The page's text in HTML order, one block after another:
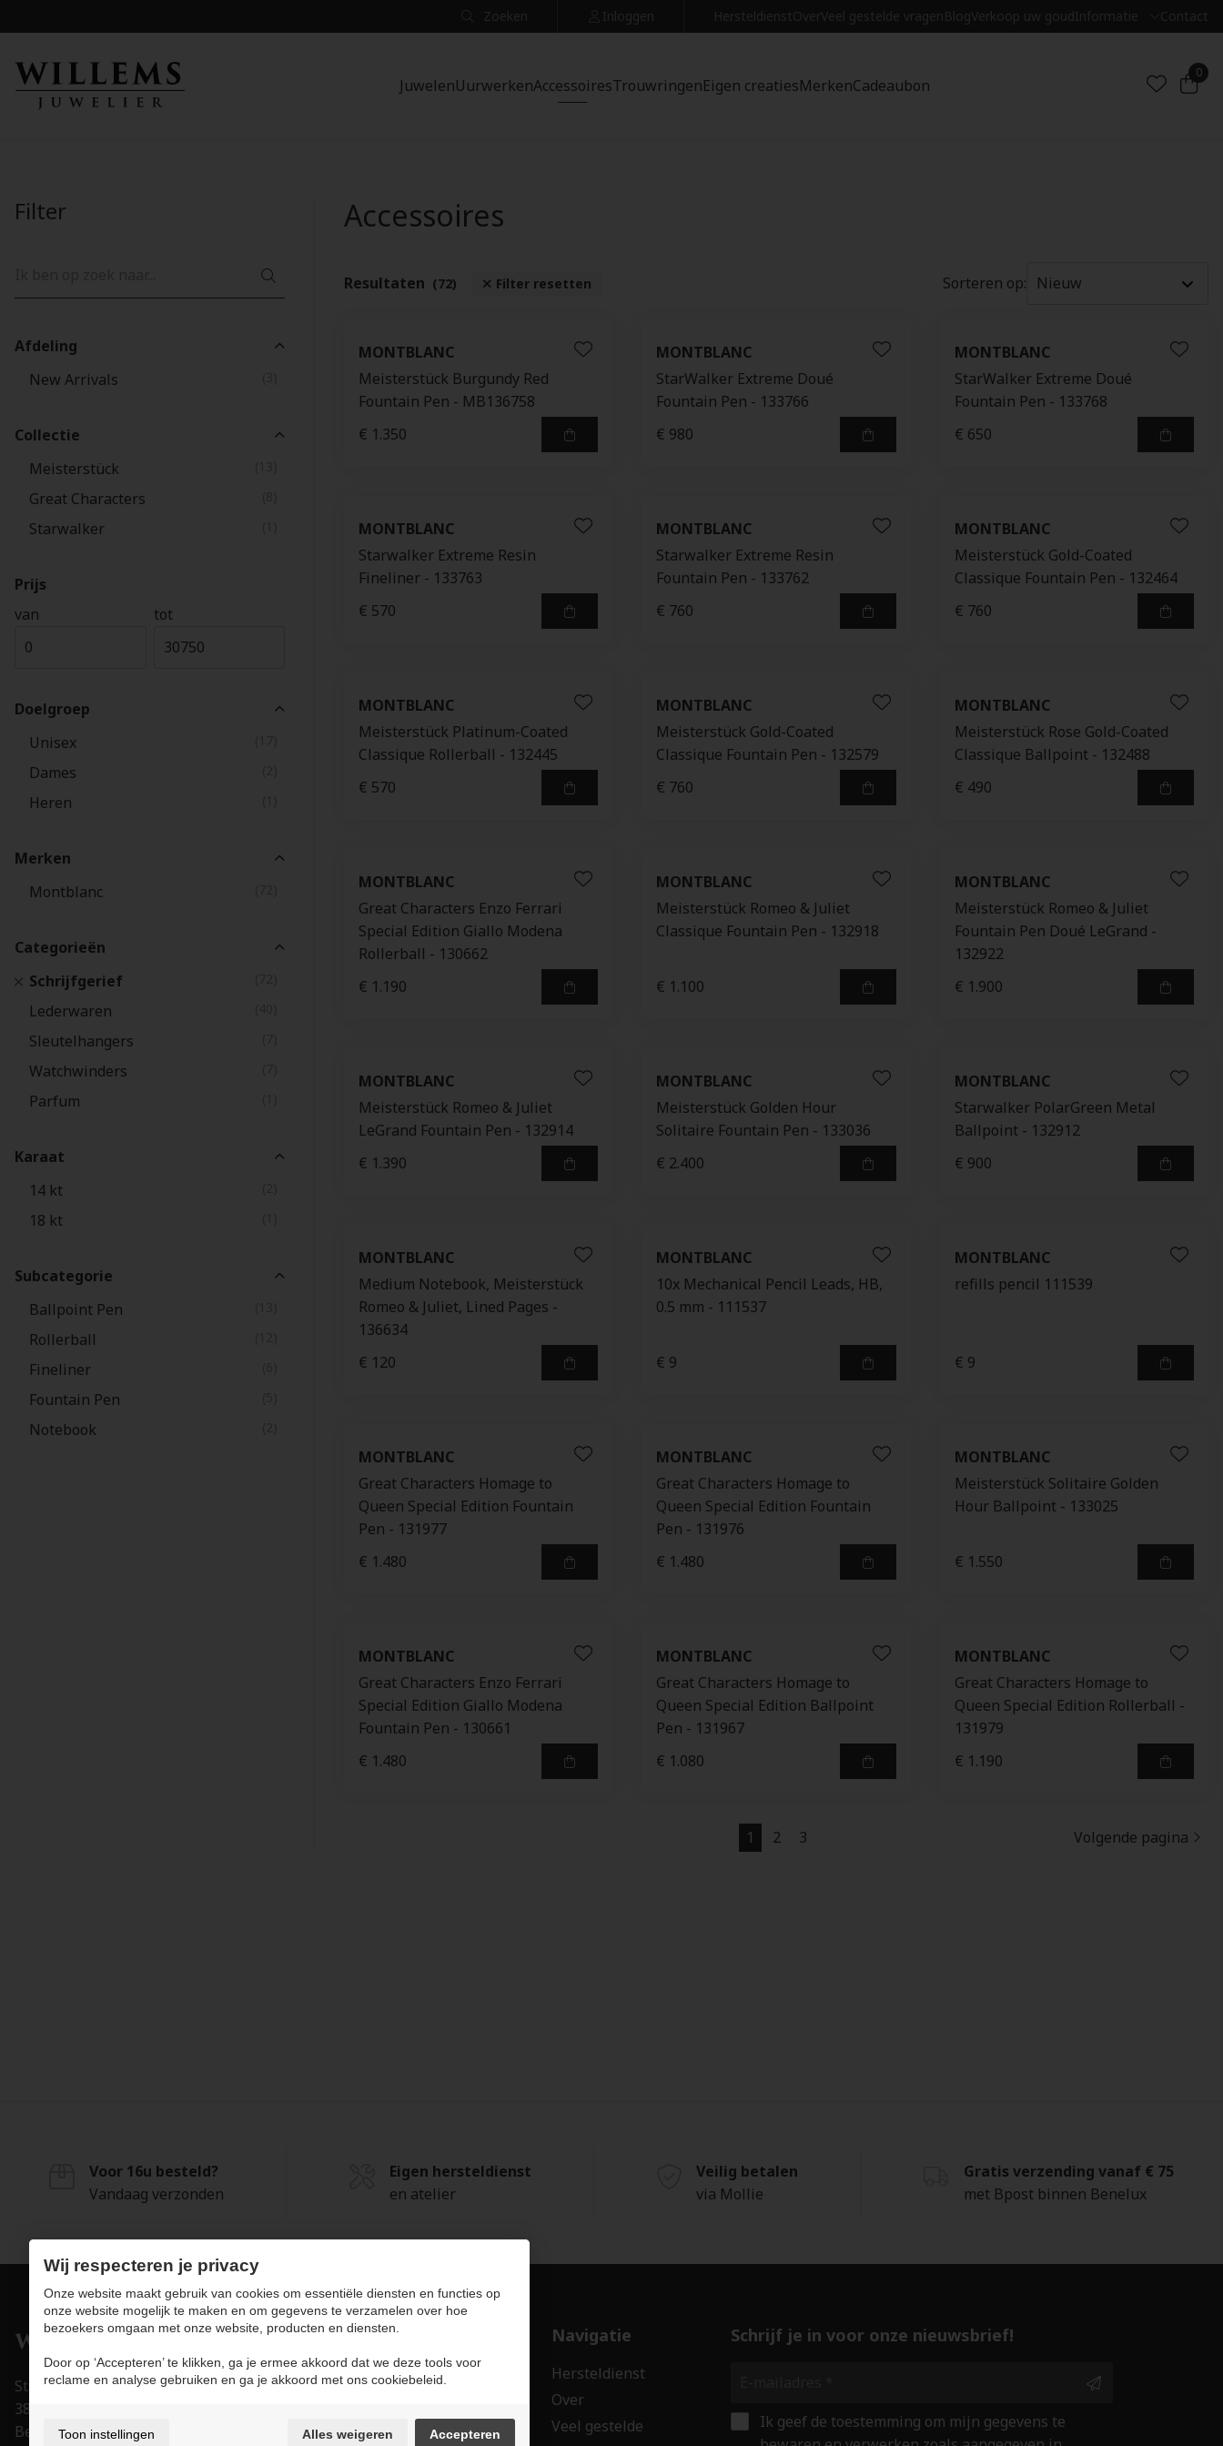
Zoeken Inloggen HersteldienstOverVeel gestelde vragenBlogVerkoop uw goudInformatie Contact
JuwelenUurwerkenAccessoiresTrouwringenEigen creatiesMerkenCadeaubon
0
Filter
Afdeling
New Arrivals
Collectie
Meisterstück
Great Characters
Starwalker
Prijs
van
tot
Doelgroep
Unisex
Dames
Heren
Merken
Montblanc
Categorieën
Schrijfgerief
Lederwaren
Sleutelhangers
Watchwinders
Parfum
Karaat
14 kt
18 kt
Subcategorie
Ballpoint Pen
Rollerball
Fineliner
Fountain Pen
Notebook
Accessoires
Resultaten (72) Filter resetten Sorteren op:
MONTBLANC
Meisterstück Burgundy Red
Fountain Pen - MB136758
€ 1.350
MONTBLANC
StarWalker Extreme Doué
Fountain Pen - 133766
€ 980
MONTBLANC
StarWalker Extreme Doué
Fountain Pen - 133768
€ 650
MONTBLANC
Starwalker Extreme Resin
Fineliner - 133763
€ 570
MONTBLANC
Starwalker Extreme Resin
Fountain Pen - 133762
€ 760
MONTBLANC
Meisterstück Gold-Coated
Classique Fountain Pen - 132464
€ 760
MONTBLANC
Meisterstück Platinum-Coated
Classique Rollerball - 132445
€ 570
MONTBLANC
Meisterstück Gold-Coated
Classique Fountain Pen - 132579
€ 760
MONTBLANC
Meisterstück Rose Gold-Coated
Classique Ballpoint - 132488
€ 490
MONTBLANC
Great Characters Enzo Ferrari
Special Edition Giallo Modena
Rollerball - 130662
€ 1.190
MONTBLANC
Meisterstück Romeo & Juliet
Classique Fountain Pen - 132918
€ 1.100
MONTBLANC
Meisterstück Romeo & Juliet
Fountain Pen Doué LeGrand -
132922
€ 1.900
MONTBLANC
Meisterstück Romeo & Juliet
LeGrand Fountain Pen - 132914
€ 1.390
MONTBLANC
Meisterstück Golden Hour
Solitaire Fountain Pen - 133036
€ 2.400
MONTBLANC
Starwalker PolarGreen Metal
Ballpoint - 132912
€ 900
MONTBLANC
Medium Notebook, Meisterstück
Romeo & Juliet, Lined Pages -
136634
€ 120
MONTBLANC
10x Mechanical Pencil Leads, HB,
0.5 mm - 111537
€ 9
MONTBLANC
refills pencil 111539
€ 9
MONTBLANC
Great Characters Homage to
Queen Special Edition Fountain
Pen - 131977
€ 1.480
MONTBLANC
Great Characters Homage to
Queen Special Edition Fountain
Pen - 131976
€ 1.480
MONTBLANC
Meisterstück Solitaire Golden
Hour Ballpoint - 133025
€ 1.550
MONTBLANC
Great Characters Enzo Ferrari
Special Edition Giallo Modena
Fountain Pen - 130661
€ 1.480
MONTBLANC
Great Characters Homage to
Queen Special Edition Ballpoint
Pen - 131967
€ 1.080
MONTBLANC
Great Characters Homage to
Queen Special Edition Rollerball -
131979
€ 1.190
1 2 3 Volgende pagina
Voor 16u besteld?
Vandaag verzonden
Eigen hersteldienst
en atelier
Veilig betalen
via Mollie
Gratis verzending vanaf € 75
met Bpost binnen Benelux
Stapelstraat 15-17
3800 Sint-Truiden
België
Producten
Juwelen
Accessoires
Navigatie
Hersteldienst
Over
Veel gestelde
Schrijf je in voor onze nieuwsbrief!
Ik geef de toestemming om mijn gegevens te
Wij respecteren je privacy
Onze website maakt gebruik van cookies om essentiële diensten en functies op
onze website mogelijk te maken en om gegevens te verzamelen over hoe
bezoekers omgaan met onze website, producten en diensten.
Door op ‘Accepteren’ te klikken, ga je ermee akkoord dat we deze tools voor
reclame en analyse gebruiken en ga je akkoord met ons cookiebeleid.
Toon instellingen Alles weigeren Accepteren